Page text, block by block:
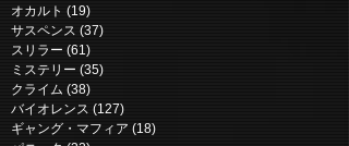
OATS STUDIOS: ラッカ |
Rakka (2017)
オカルト (19)
サスペンス (37)
スリラー (61)
ミステリー (35)
クライム (38)
バイオレンス (127)
ギャング・マフィア (18)